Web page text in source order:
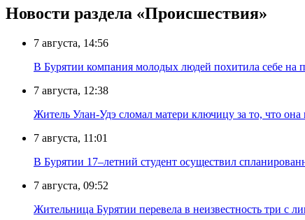
Новости раздела «Происшествия»
7 августа, 14:56
В Бурятии компания молодых людей похитила себе на
7 августа, 12:38
Житель Улан-Удэ сломал матери ключицу за то, что она
7 августа, 11:01
В Бурятии 17–летний студент осуществил
7 августа, 09:52
Жительница Бурятии перевела в неизвестность три с